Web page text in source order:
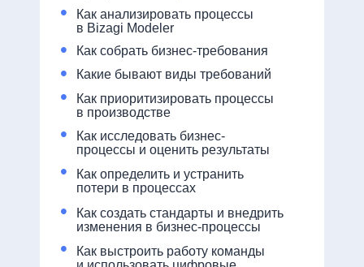
Как выстроить работу команды
•
Как определить и устранить
потери в процессах
•
Как исследовать бизнес-
процессы и оценить результаты
•
Как приоритизировать процессы
в производстве
•
Какие бывают виды требований
•
Как анализировать процессы
в Bizagi Modeler
•
Как собрать бизнес-требования
•
Как создать стандарты и внедрить
изменения в бизнес-процессы
•